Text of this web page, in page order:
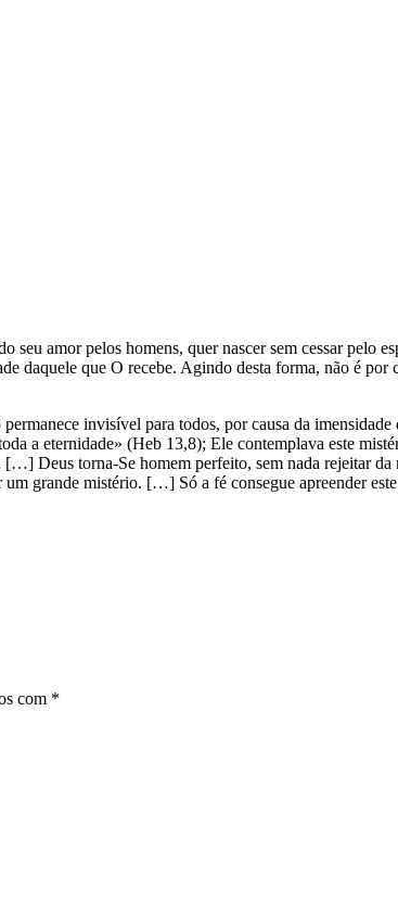
seu amor pelos homens, quer nascer sem cessar pelo
daquele que O recebe. Agindo desta forma, não é
invisível para todos, por causa da
a eternidade» (Heb 13,8); Ele contemplava este
Deus torna-Se homem perfeito, sem nada rejeitar da
grande mistério. […] Só a fé consegue apreender
com *